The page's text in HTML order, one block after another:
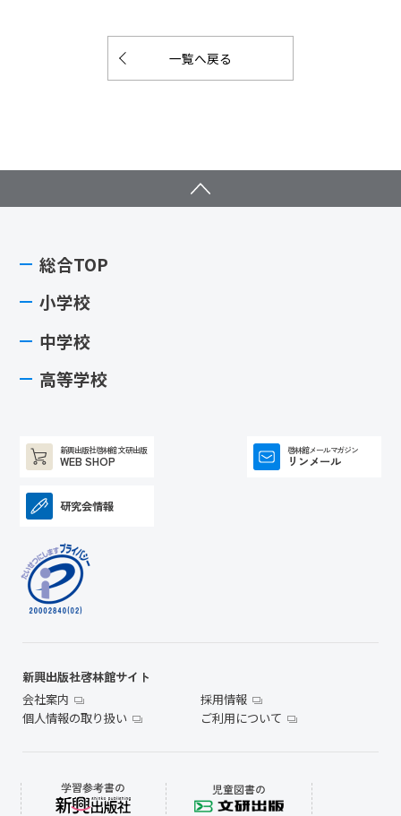
一覧へ戻る
総合TOP
小学校
中学校
高等学校
新興出版社啓林館 文研出版
WEB SHOP
啓林館メールマガジン
リンメール
研究会情報
新興出版社啓林館サイト
会社案内
採用情報
個人情報の取り扱い
ご利用について